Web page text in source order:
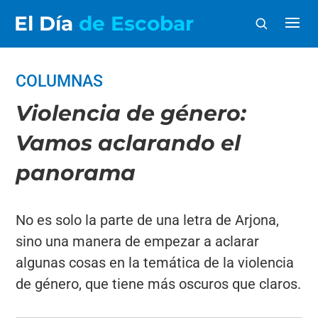
El Día de Escobar
COLUMNAS
Violencia de género:
Vamos aclarando el
panorama
No es solo la parte de una letra de Arjona,
sino una manera de empezar a aclarar
algunas cosas en la temática de la violencia
de género, que tiene más oscuros que claros.